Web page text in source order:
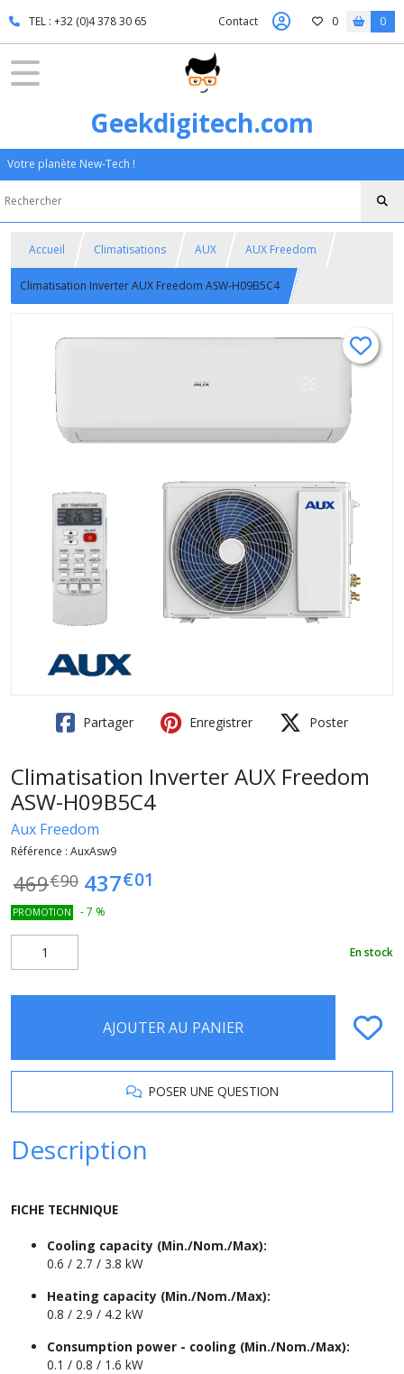
TEL : +32 (0)4 378 30 65 Contact 0 0
Geekdigitech.com
Votre planète New-Tech !
Accueil Climatisations AUX AUX Freedom
Climatisation Inverter AUX Freedom ASW-H09B5C4
Partager Enregistrer Poster
Climatisation Inverter AUX Freedom
ASW-H09B5C4
Aux Freedom
Référence : AuxAsw9
469€90 437€01
PROMOTION -7 %
En stock
AJOUTER AU PANIER
POSER UNE QUESTION
Description
FICHE TECHNIQUE
Cooling capacity (Min./Nom./Max):
0.6 / 2.7 / 3.8 kW
Heating capacity (Min./Nom./Max):
0.8 / 2.9 / 4.2 kW
Consumption power - cooling (Min./Nom./Max):
0.1 / 0.8 / 1.6 kW